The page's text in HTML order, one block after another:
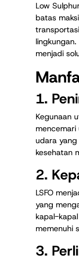
Low
batas
menjadi
1.
Kegunaan
udara
kesehatan
2.
LSFO
yang
kapal-
memenuhi
3.